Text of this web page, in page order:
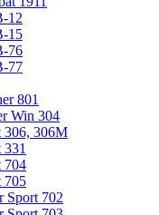
12
15
76
77
801
Win 304
306M
704
705
Sport 702